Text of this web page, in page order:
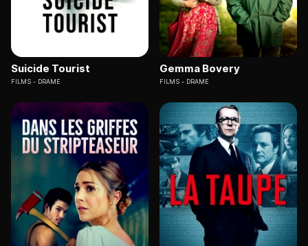
Suicide Tourist
FILMS DRAME
Gemma Bovery
FILMS DRAME